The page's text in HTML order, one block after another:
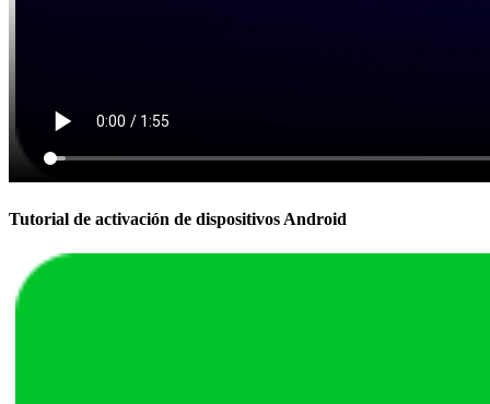
Tutorial de activación de dispositivos Android